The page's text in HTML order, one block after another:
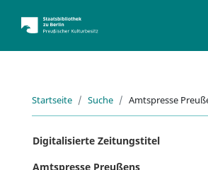
Startseite Suche Amtspresse
Digitalisierte Zeitungstitel
Amtspresse Preußens